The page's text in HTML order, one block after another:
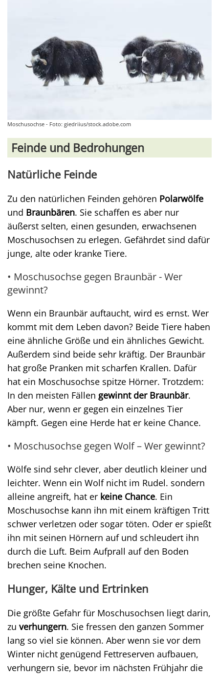
Moschusochse - Foto: giedriius/stock.adobe.com
Feinde und Bedrohungen
Natürliche Feinde
Zu den natürlichen Feinden gehören Polarwölfe
und Braunbären. Sie schaffen es aber nur
äußerst selten, einen gesunden, erwachsenen
Moschusochsen zu erlegen. Gefährdet sind dafür
junge, alte oder kranke Tiere.
• Moschusochse gegen Braunbär - Wer
gewinnt?
Wenn ein Braunbär auftaucht, wird es ernst. Wer
kommt mit dem Leben davon? Beide Tiere haben
eine ähnliche Größe und ein ähnliches Gewicht.
Außerdem sind beide sehr kräftig. Der Braunbär
hat große Pranken mit scharfen Krallen. Dafür
hat ein Moschusochse spitze Hörner. Trotzdem:
In den meisten Fällen gewinnt der Braunbär.
Aber nur, wenn er gegen ein einzelnes Tier
kämpft. Gegen eine Herde hat er keine Chance.
• Moschusochse gegen Wolf – Wer gewinnt?
Wölfe sind sehr clever, aber deutlich kleiner und
leichter. Wenn ein Wolf nicht im Rudel. sondern
alleine angreift, hat er keine Chance. Ein
Moschusochse kann ihn mit einem kräftigen Tritt
schwer verletzen oder sogar töten. Oder er spießt
ihn mit seinen Hörnern auf und schleudert ihn
durch die Luft. Beim Aufprall auf den Boden
brechen seine Knochen.
Hunger, Kälte und Ertrinken
Die größte Gefahr für Moschusochsen liegt darin,
zu verhungern. Sie fressen den ganzen Sommer
lang so viel sie können. Aber wenn sie vor dem
Winter nicht genügend Fettreserven aufbauen,
verhungern sie, bevor im nächsten Frühjahr die